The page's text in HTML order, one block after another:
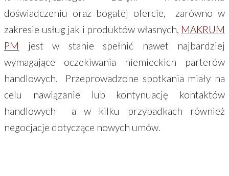
doświadczeniu oraz bogatej ofercie, zarówno w
zakresie usług jak i produktów własnych, MAKRUM
PM jest w stanie spełnić nawet najbardziej
wymagające oczekiwania niemieckich parterów
handlowych. Przeprowadzone spotkania miały na
celu nawiązanie lub kontynuację kontaktów
handlowych a w kilku przypadkach również
negocjacje dotyczące nowych umów.